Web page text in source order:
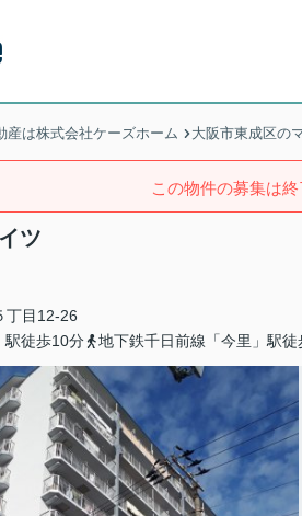
産は株式会社ケーズホーム 大阪市東成区の
この物件の募集は終
ツ
丁目12-26
駅徒歩10分
地下鉄千日前線「今里」駅徒